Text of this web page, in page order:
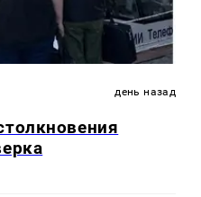
день назад